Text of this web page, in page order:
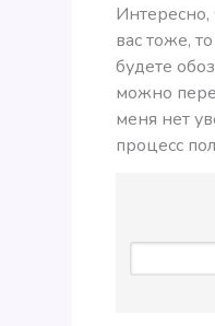
Интересно,
вас тоже,
будете
можно
меня нет
процесс